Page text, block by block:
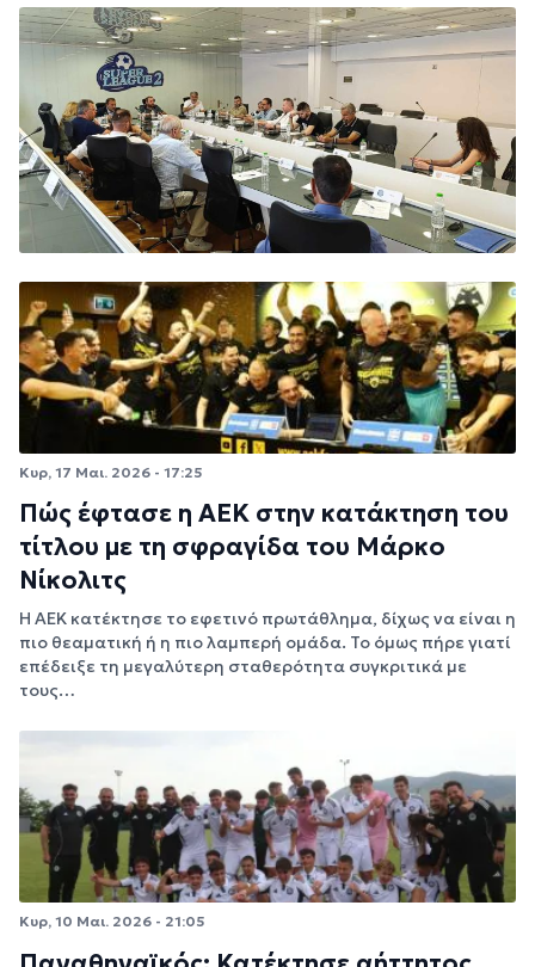
Κυρ, 17 Μαι. 2026 - 17:25
Πώς έφτασε η ΑΕΚ στην κατάκτηση του
τίτλου με τη σφραγίδα του Μάρκο
Νίκολιτς
Η ΑΕΚ κατέκτησε το εφετινό πρωτάθλημα, δίχως να είναι η
πιο θεαματική ή η πιο λαμπερή ομάδα. Το όμως πήρε γιατί
επέδειξε τη μεγαλύτερη σταθερότητα συγκριτικά με
τους…
Κυρ, 10 Μαι. 2026 - 21:05